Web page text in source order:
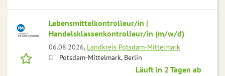
Lebensmittelkontrolleur/in |
Handelsklassenkontrolleur/in (m/w/d)
06.08.2026, Landkreis Potsdam-Mittelmark
Potsdam-Mittelmark, Berlin
Läuft in 2 Tagen ab